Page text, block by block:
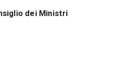
dei Ministri